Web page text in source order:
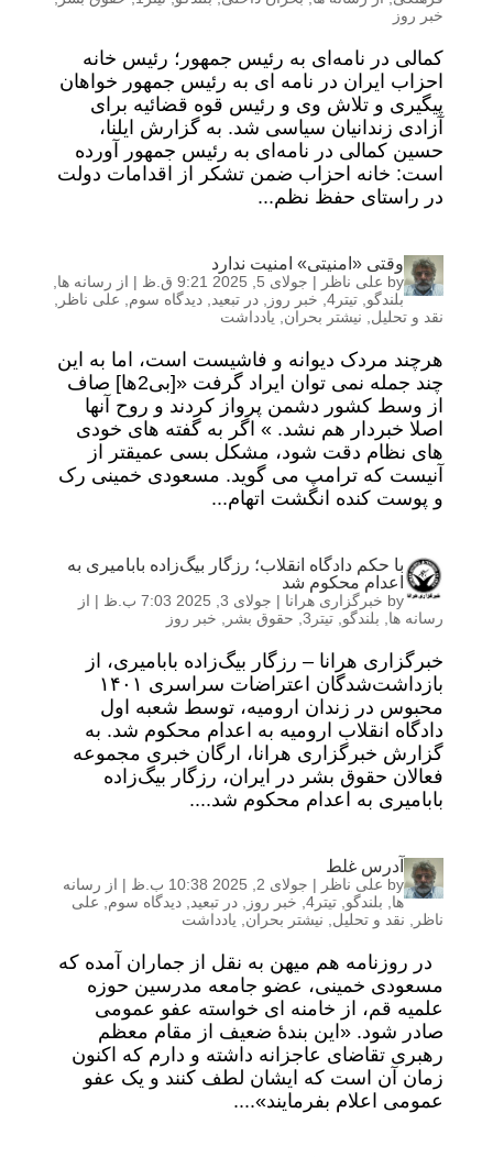
خبر روز
کمالی در نامه‌ای به رئیس جمهور؛ رئیس خانه
احزاب ایران در نامه ای به رئیس جمهور خواهان
پیگیری و تلاش وی و رئیس قوه قضائیه برای
آزادی زندانیان سیاسی شد. به گزارش ایلنا،
حسین کمالی در نامه‌ای به رئیس جمهور آورده
است: خانه احزاب ضمن تشکر از اقدامات دولت
در راستای حفظ نظم...
وقتی «امنیتی» امنیت ندارد
by علی ناظر | جولای 5, 2025 9:21 ق.ظ | از رسانه ها
بلندگو تیتر4 , خبر روز در تبعید دیدگاه سوم علی ناظر
نقد و تحلیل
نیشتر بحران یادداشت
هرچند مردک دیوانه و فاشیست است، اما به این
چند جمله نمی توان ایراد گرفت «[بی2ها] صاف
از وسط کشور دشمن پرواز کردند و روح آنها
اصلا خبردار هم نشد. » اگر به گفته های خودی
های نظام دقت شود، مشکل بسی عمیقتر از
آنیست که ترامپ می گوید. مسعودی خمینی رک
و پوست کنده انگشت اتهام...
با حکم دادگاه انقلاب؛ رزگار بیگ‌زاده بابامیری به
اعدام محکوم شد
by خبرگزاری هرانا | جولای 3, 2025 7:03 ب.ظ | از
رسانه ها
بلندگو تیتر3 , حقوق بشر خبر روز
خبرگزاری هرانا – رزگار بیگ‌زاده بابامیری، از
بازداشت‌شدگان اعتراضات سراسری ۱۴۰۱
محبوس در زندان ارومیه، توسط شعبه اول
دادگاه انقلاب ارومیه به اعدام محکوم شد. به
گزارش خبرگزاری هرانا، ارگان خبری مجموعه
فعالان حقوق بشر در ایران، رزگار بیگ‌زاده
بابامیری به اعدام محکوم شد....
آدرس غلط
by علی ناظر | جولای 2, 2025 10:38 ب.ظ | از رسانه
ها
بلندگو تیتر4 , خبر روز در تبعید دیدگاه سوم
علی
ناظر
نقد و تحلیل نیشتر بحران یادداشت
در روزنامه هم میهن به نقل از جماران آمده که
مسعودی خمینی، عضو جامعه مدرسین حوزه
علمیه قم، از خامنه ای خواسته عفو عمومی
صادر شود. «این بندۀ ضعیف از مقام معظم
رهبری تقاضای عاجزانه داشته و دارم که اکنون
زمان آن است که ایشان لطف کنند و یک عفو
عمومی اعلام بفرمایند»....